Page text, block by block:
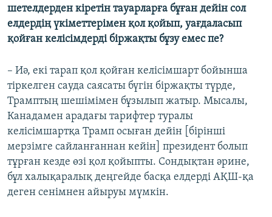
720p 1080p
720p
1080p
шетелдерден кіретін тауарларға бұған дейін сол
елдердің үкіметтерімен қол қойып, уағдаласып
қойған келісімдерді біржақты бұзу емес пе?
– Иә, екі тарап қол қойған келісімшарт бойынша
тіркелген сауда саясаты бүгін біржақты түрде,
Трамптың шешімімен бұзылып жатыр. Мысалы,
Канадамен арадағы тарифтер туралы
келісімшартқа Трамп осыған дейін [бірінші
мерзімге сайланғаннан кейін] президент болып
тұрған кезде өзі қол қойыпты. Сондықтан әрине,
бұл халықаралық деңгейде басқа елдерді АҚШ-қа
деген сенімнен айыруы мүмкін.